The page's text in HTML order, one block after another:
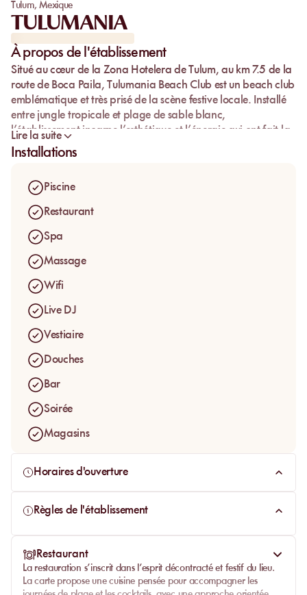
Tulum,Mexique
TULUMANIA
À propos de l'établissement
Situé au cœur de la Zona Hotelera de Tulum, au km 7.5 de la
route de Boca Paila,Tulumania Beach Club est un beach club
emblématique et très prisé de la scène festive locale. Installé
entre jungle tropicale et plage de sable blanc,
l’établissement incarne l’esthétique et l’énergie qui ont fait la
réputation de Tulum à l’international.
piscine, plage et espaces lounge, avec une programmation
musicale continue. On y vient principalement pour vivre une
journée rythmée par la musique, les cocktails et l’ambiance
Son emplacement stratégique, à proximité d’autres
établissements emblématiques de la zone, en fait un point de
passage central pour les voyageurs cherchant une
expérience festive, visuelle et immersive, sans quitter la plage.
Lire la suite
Installations
Piscine
Restaurant
Spa
Massage
Wifi
Live DJ
Vestiaire
Douches
Bar
Soirée
Magasins
Horaires d'ouverture
Règles de l'établissement
Restaurant
La restauration s’inscrit dans l’esprit décontracté et festif du lieu.
La carte propose une cuisine pensée pour accompagner les